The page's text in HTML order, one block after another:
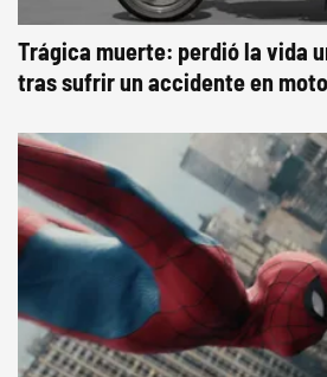
Trágica muerte: perdió la vida
tras sufrir un accidente en moto